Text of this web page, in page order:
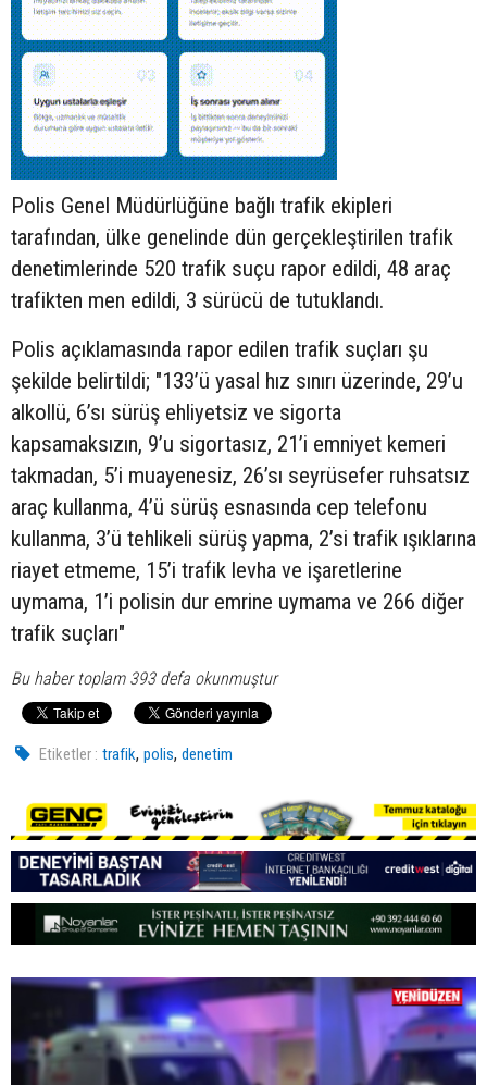
Polis Genel Müdürlüğüne bağlı trafik ekipleri
tarafından, ülke genelinde dün gerçekleştirilen trafik
denetimlerinde 520 trafik suçu rapor edildi, 48 araç
trafikten men edildi, 3 sürücü de tutuklandı.
Polis açıklamasında rapor edilen trafik suçları şu
şekilde belirtildi; "133’ü yasal hız sınırı üzerinde, 29’u
alkollü, 6’sı sürüş ehliyetsiz ve sigorta
kapsamaksızın, 9’u sigortasız, 21’i emniyet kemeri
takmadan, 5’i muayenesiz, 26’sı seyrüsefer ruhsatsız
araç kullanma, 4’ü sürüş esnasında cep telefonu
kullanma, 3’ü tehlikeli sürüş yapma, 2’si trafik ışıklarına
riayet etmeme, 15’i trafik levha ve işaretlerine
uymama, 1’i polisin dur emrine uymama ve 266 diğer
trafik suçları"
Bu haber toplam 393 defa okunmuştur
Etiketler : trafik,polis,denetim